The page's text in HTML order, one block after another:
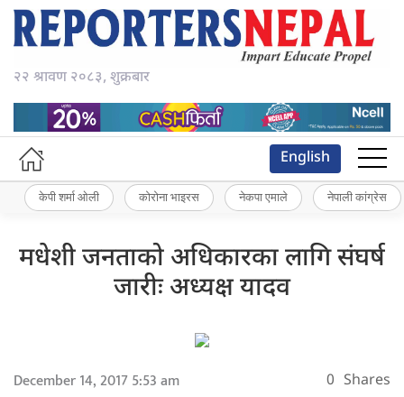
२२ श्रावण २०८३, शुक्रबार
English
केपी शर्मा ओली कोरोना भाइरस नेकपा एमाले नेपाली कांग्रेस
मधेशी जनताको अधिकारका लागि संघर्ष
जारीः अध्यक्ष यादव
December 14, 2017 5:53 am 0 Shares